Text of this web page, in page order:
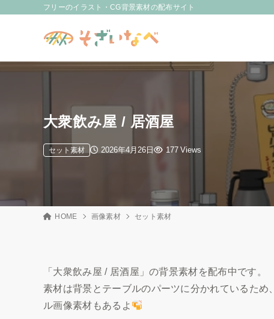
フリーのイラスト・CG背景素材の配布サイト
大衆飲み屋 / 居酒屋
2026年4月26日
セット素材 177 Views
HOME 画像素材 セット素材
「大衆飲み屋 / 居酒屋」の背景素材を配布中です。
素材は背景とテーブルのパーツに分かれているた
ル画像素材もあるよ